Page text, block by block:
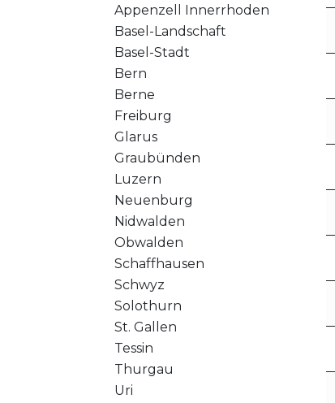
Appenzell Innerrhoden
Basel-Landschaft
Basel-Stadt
Bern
Berne
Freiburg
Glarus
Graubünden
Luzern
Neuenburg
Nidwalden
Obwalden
Schaffhausen
Schwyz
Solothurn
St. Gallen
Tessin
Thurgau
Uri